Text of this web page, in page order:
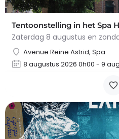
Tentoonstelling in het Spa
Avenue Reine Astrid, Spa
8 augustus 2026 0h00 - 9